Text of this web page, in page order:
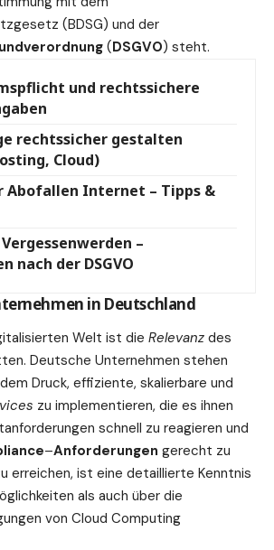
(BDSG) und der
(DSGVO) steht.
und rechtssichere
rechtssicher gestalten
Cloud)
Abofallen Internet – Tipps &
–
nach der DSGVO
in Deutschland
Welt ist die Relevanz des
Deutsche Unternehmen stehen
Druck, effiziente, skalierbare und
zu implementieren, die es ihnen
schnell zu reagieren und
–Anforderungen gerecht zu
erreichen, ist eine detaillierte Kenntnis
als auch über die
von Cloud Computing